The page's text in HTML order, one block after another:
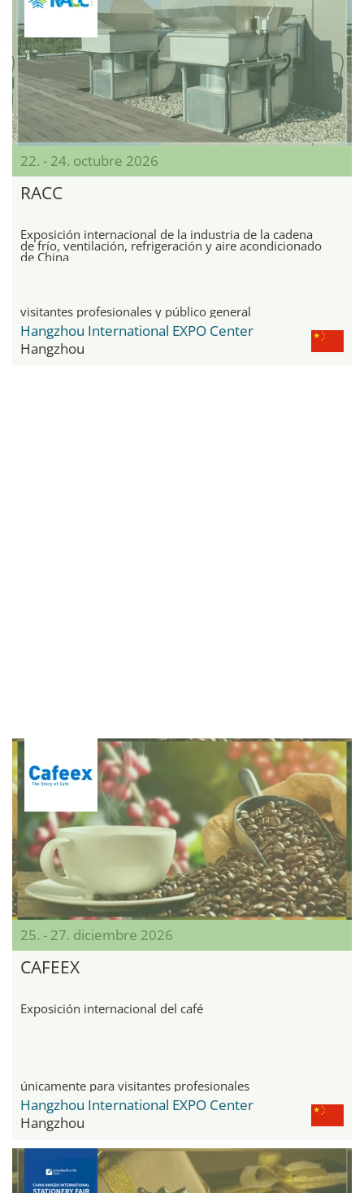
22. - 24. octubre 2026
RACC
Exposición internacional de la industria de la cadena
de frío, ventilación, refrigeración y aire acondicionado
de China
visitantes profesionales y público general
Hangzhou International EXPO Center
Hangzhou
25. - 27. diciembre 2026
CAFEEX
Exposición internacional del café
únicamente para visitantes profesionales
Hangzhou International EXPO Center
Hangzhou